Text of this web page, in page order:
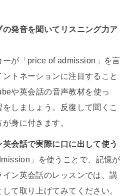
の発音を聞いてリスニング力ア
ーが「price of admission」を言
トネーションに注目すること
や英会話の音声教材を使っ
しましょう。反復して聞くこ
身に付きます。
英会話で実際に口に出して使う
」を使うことで、記憶が
ン英会話のレッスンでは、講
て取り上げてみてください。